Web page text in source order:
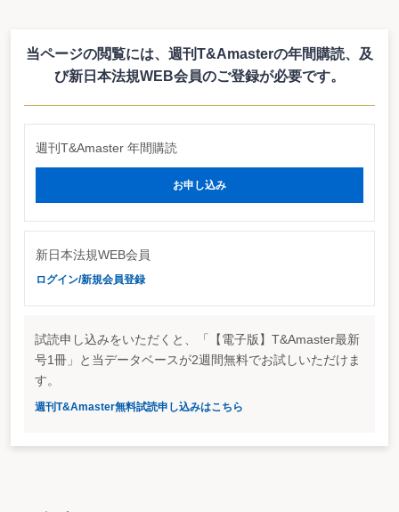
確定申告期に確認したい所得税関係の取消裁決
本特集では、所得税関係の取消裁決に係る課税当局の対応等を内
象となる土地の面積を「建築面積」の割合で算定した事案では、各
家屋の間に堀や障壁等が存在すれば当該判定基準が当てはまらない
ケースもあることから、事案ごとに事実関係を詳細に確認し、社会
形式的な判定ではなく、支払の背景や実態を審理すること、申告準
備資料へのストックオプション報酬の不記載に対する重加算税取消
請求人の娘夫婦が居住（所有）するB家屋の敷地に
当ページの閲覧には、週刊T&Amasterの年間購読、 及
び新日本法規WEB会員のご登録が必要です。
週刊T&Amaster 年間購読
お申し込み
新日本法規WEB会員
ログイン/新規会員登録
試読申し込みをいただくと、「【電子版】T&Amaster最新
号1冊」と当データベースが2週間無料でお試しいただけま
す。
週刊T&Amaster無料試読申し込みはこちら